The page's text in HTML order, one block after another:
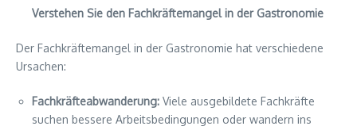
Verstehen Sie den Fachkräftemangel in der Gastronomie
Der Fachkräftemangel in der Gastronomie hat verschiedene
Ursachen:
Fachkräfteabwanderung: Viele ausgebildete Fachkräfte
suchen bessere Arbeitsbedingungen oder wandern ins